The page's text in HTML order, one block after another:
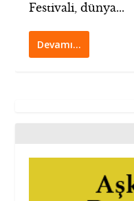
Festivali, dünya...
Devamı…